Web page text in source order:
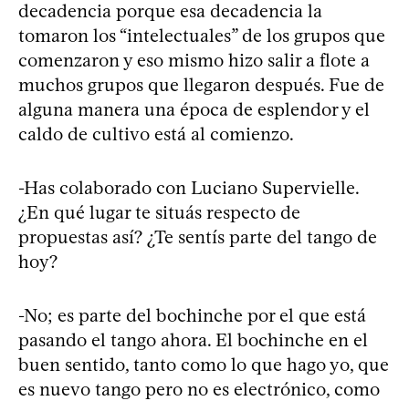
decadencia porque esa decadencia la
tomaron los “intelectuales” de los grupos que
comenzaron y eso mismo hizo salir a flote a
muchos grupos que llegaron después. Fue de
alguna manera una época de esplendor y el
caldo de cultivo está al comienzo.
-Has colaborado con Luciano Supervielle.
¿En qué lugar te situás respecto de
propuestas así? ¿Te sentís parte del tango de
hoy?
-No; es parte del bochinche por el que está
pasando el tango ahora. El bochinche en el
buen sentido, tanto como lo que hago yo, que
es nuevo tango pero no es electrónico, como